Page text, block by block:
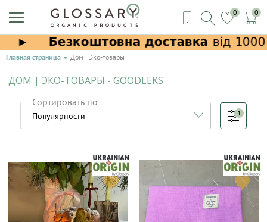
0 0
Главная страница Дом | Эко-товары
ДОМ | ЭКО-ТОВАРЫ - GOODLEKS
Сортировать по
1